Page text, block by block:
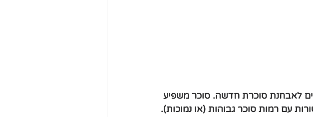
לאבחנת סוכרת חדשה. סוכר משפיע
עם רמות סוכר גבוהות (או נמוכות).